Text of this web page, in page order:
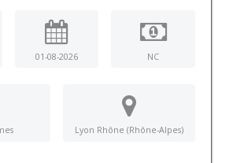
01-08-2026 NC
Lyon Rhône (Rhône-Alpes)